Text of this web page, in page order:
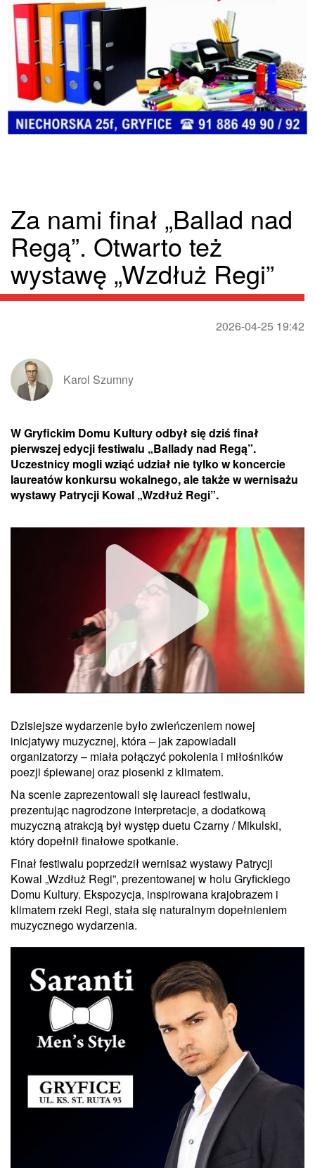
Za nami finał „Ballad nad
Regą”. Otwarto też
wystawę „Wzdłuż Regi”
2026-04-25 19:42
Karol Szumny
W Gryfickim Domu Kultury odbył się dziś finał
pierwszej edycji festiwalu „Ballady nad Regą”.
Uczestnicy mogli wziąć udział nie tylko w koncercie
laureatów konkursu wokalnego, ale także w wernisażu
wystawy Patrycji Kowal „Wzdłuż Regi”.
Unmute
Dzisiejsze wydarzenie było zwieńczeniem nowej
inicjatywy muzycznej, która – jak zapowiadali
organizatorzy – miała połączyć pokolenia i miłośników
poezji śpiewanej oraz piosenki z klimatem.
Na scenie zaprezentowali się laureaci festiwalu,
prezentując nagrodzone interpretacje, a dodatkową
muzyczną atrakcją był występ duetu Czarny / Mikulski,
który dopełnił finałowe spotkanie.
Finał festiwalu poprzedził wernisaż wystawy Patrycji
Kowal „Wzdłuż Regi”, prezentowanej w holu Gryfickiego
Domu Kultury. Ekspozycja, inspirowana krajobrazem i
klimatem rzeki Regi, stała się naturalnym dopełnieniem
muzycznego wydarzenia.